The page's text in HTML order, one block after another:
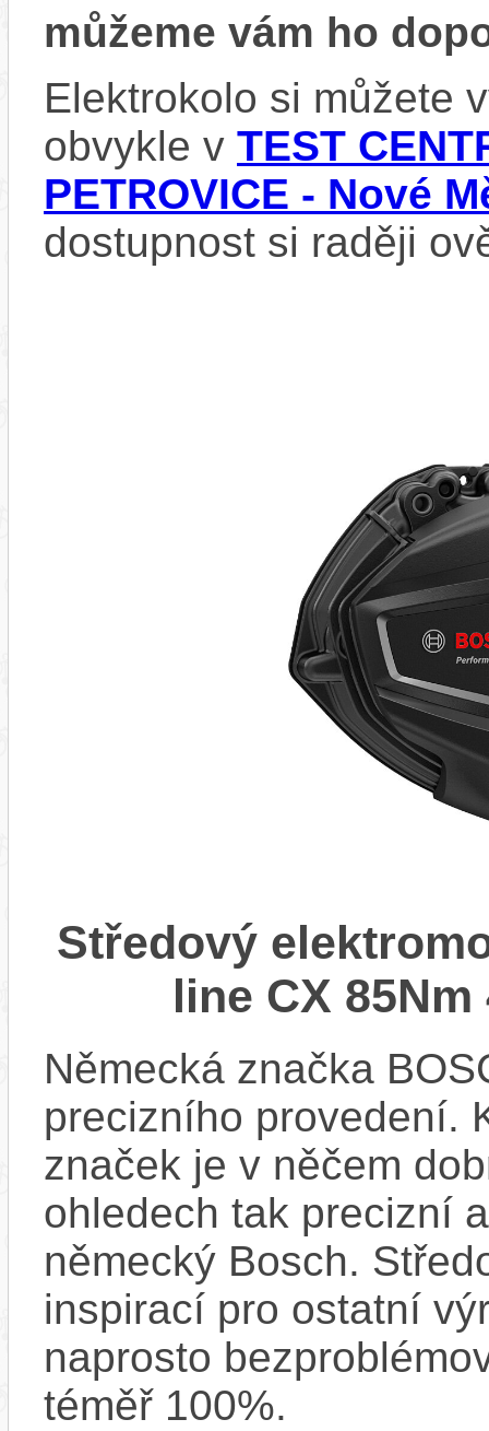
můžeme vám ho
Elektrokolo si můžete
obvykle v TEST
PETROVICE - Nové
dostupnost si raději
Středový
line CX
Německá značka
precizního provedení.
značek je v něčem
ohledech tak precizní
německý Bosch.
inspirací pro ostatní
naprosto
téměř 100%.